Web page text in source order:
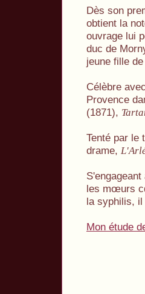
Dès son
obtient la
ouvrage lui
duc de
jeune fille
Célèbre avec
Provence
(1871),
Tenté par le
drame,
les mœurs
la syphilis, il
Mon étude